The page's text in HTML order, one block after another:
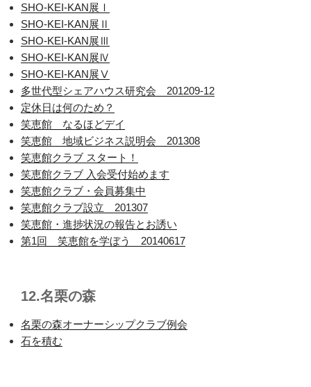
SHO-KEI-KAN展Ⅰ
SHO-KEI-KAN展Ⅱ
SHO-KEI-KAN展Ⅲ
SHO-KEI-KAN展Ⅳ
SHO-KEI-KAN展Ⅴ
多世代型シェアハウス研究会 201209-12
定休日は何のため？
笑恵館 なるほどデイ
笑恵館 地域ビジネス説明会 201308
笑恵館クラブ スタート！
笑恵館クラブ 入会受付始めます
笑恵館クラブ・会員募集中
笑恵館クラブ設立 201307
笑恵館・進捗状況の報告とお誘い
第1回 笑恵館を学ぼう 20140617
12.名栗の森
名栗の森オーナーシップクラブ例会
石を積む